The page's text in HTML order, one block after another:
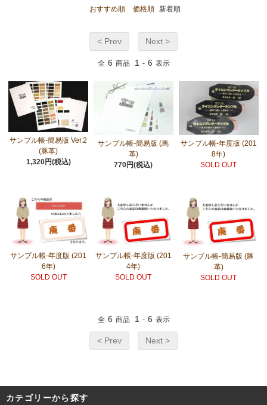
おすすめ順 価格順 新着順
< Prev Next >
全 6 商品 1 - 6 表示
サンプル帳-簡易版 Ver.2
(豚革)
1,320円(税込)
サンプル帳-簡易版 (馬
革)
770円(税込)
サンプル帳-年度版 (201
8年)
SOLD OUT
サンプル帳-年度版 (201
6年)
SOLD OUT
サンプル帳-年度版 (201
4年)
SOLD OUT
サンプル帳-簡易版 (豚
革)
SOLD OUT
全 6 商品 1 - 6 表示
< Prev Next >
カテゴリーから探す